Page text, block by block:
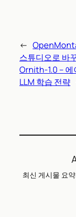
←
스튜디오로 바
Ornith-1.0 – 에
LLM 학습 전략
최신 게시물 요